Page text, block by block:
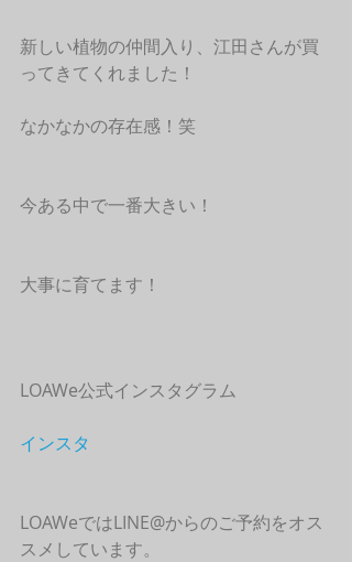
新しい植物の仲間入り、江田さんが買
ってきてくれました！
なかなかの存在感！笑
今ある中で一番大きい！
大事に育てます！
LOAWe公式インスタグラム
インスタ
LOAWeではLINE@からのご予約をオス
スメしています。